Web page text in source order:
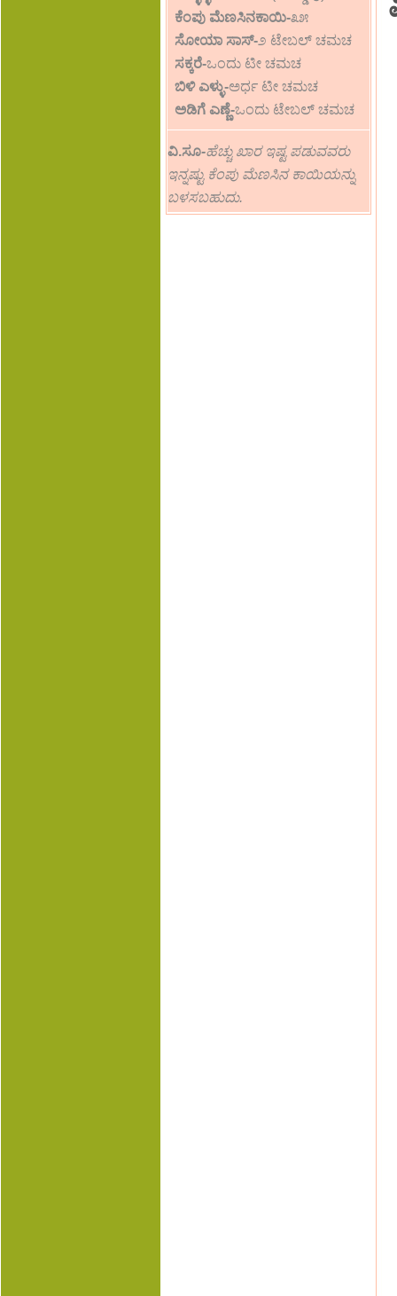
ಕೆಂಪು ಮೆಣಸಿನಕಾಯಿ-೩೫
ಸೋಯಾ ಸಾಸ್-೨ ಟೇಬಲ್ ಚಮಚ
ಸಕ್ಕರೆ-ಒಂದು ಟೀ ಚಮಚ
ಬಿಳಿ ಎಳ್ಳು-ಅರ್ಧ ಟೀ ಚಮಚ
ಅಡಿಗೆ ಎಣ್ಣೆ-ಒಂದು ಟೇಬಲ್ ಚಮಚ
ವಿ.ಸೂ-ಹೆಚ್ಚು ಖಾರ ಇಷ್ಟ ಪಡುವವರು
ಇನ್ನಷ್ಟು ಕೆಂಪು ಮೆಣಸಿನ ಕಾಯಿಯನ್ನು
ಬಳಸಬಹುದು.